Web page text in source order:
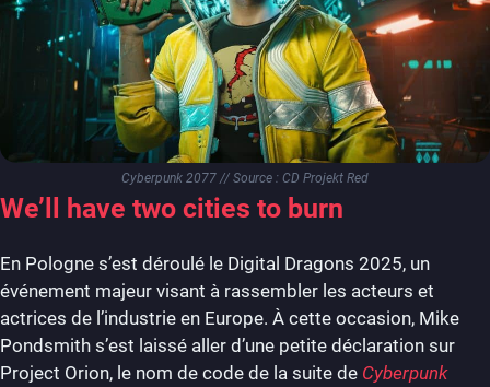
Cyberpunk 2077 // Source : CD Projekt Red
We’ll have two cities to burn
En Pologne s’est déroulé le Digital Dragons 2025, un
événement majeur visant à rassembler les acteurs et
actrices de l’industrie en Europe. À cette occasion, Mike
Pondsmith s’est laissé aller d’une petite déclaration sur
Project Orion, le nom de code de la suite de Cyberpunk